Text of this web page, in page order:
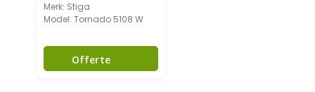
Merk: Stiga
Model: Tornado 5108 W
Offerte